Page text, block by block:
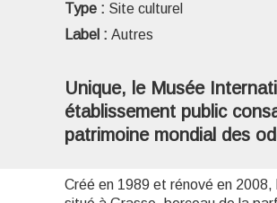
Type : Site culturel
Label : Autres
Unique, le Musée
établissement public
patrimoine mondial des
Créé en 1989 et rénové en